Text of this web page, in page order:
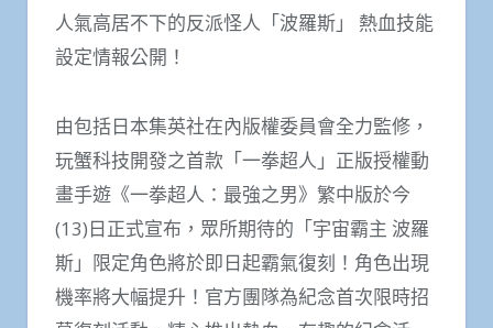
人氣高居不下的反派怪人「波羅斯」 熱血技能
設定情報公開！
由包括日本集英社在內版權委員會全力監修，
玩蟹科技開發之首款「一拳超人」正版授權動
畫手遊《一拳超人：最強之男》繁中版於今
(13)日正式宣布，眾所期待的「宇宙霸主 波羅
斯」限定角色將於即日起霸氣復刻！角色出現
機率將⼤幅提升！官方團隊為紀念首次限時招